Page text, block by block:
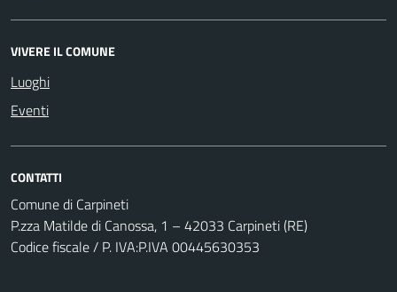
VIVERE IL COMUNE
Luoghi
Eventi
CONTATTI
Comune di Carpineti
P.zza Matilde di Canossa, 1 – 42033 Carpineti (RE)
Codice fiscale / P. IVA:P.IVA 00445630353